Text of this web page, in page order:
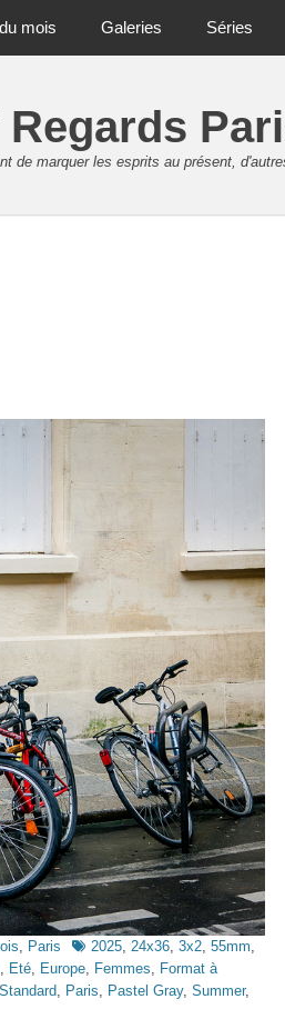
mois Galeries Séries
de marquer les esprits au présent,
Paris Tags2025 24x36 3x2 55mm
Eté Europe Femmes
Format à
Paris Pastel Gray, Summer,